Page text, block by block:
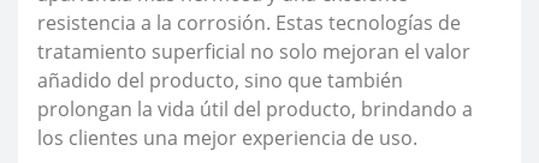
resistencia a la corrosión. Estas tecnologías de
tratamiento superficial no solo mejoran el valor
añadido del producto, sino que también
prolongan la vida útil del producto, brindando a
los clientes una mejor experiencia de uso.